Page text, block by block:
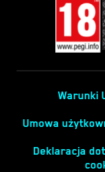
Warunki
Umowa
Deklaracja